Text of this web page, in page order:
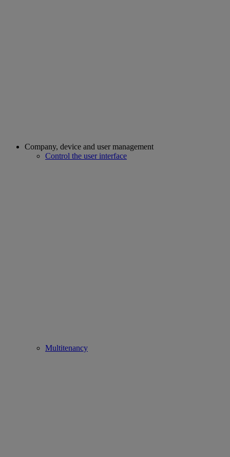
Company, device and user management
Control the user interface
Multitenancy